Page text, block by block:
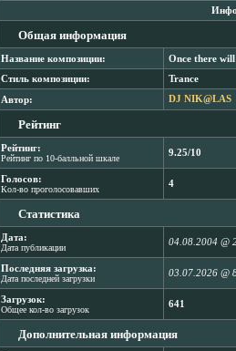
Общая информация
Название композиции: Once there will
Стиль композиции: Trance
Автор: DJ NIK@LAS
Рейтинг
Рейтинг:
Рейтинг по 10-балльной шкале
9.25/10
Голосов:
Кол-во проголосовавших
4
Статистика
Дата:
Дата публикации
04.08.2004 @
Последняя загрузка:
Дата последней загрузки
03.07.2026 @
Загрузок:
Общее кол-во загрузок
641
Дополнительная информация